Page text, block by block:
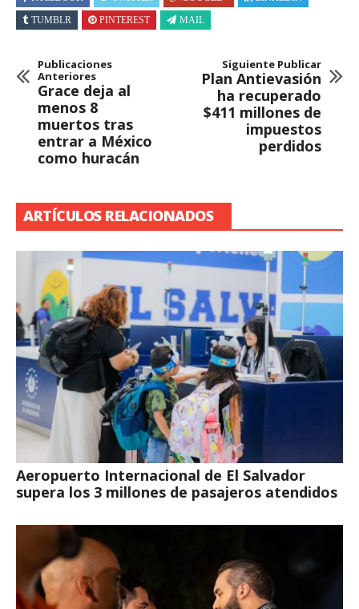
TUMBLR
PINTEREST MAIL
Publicaciones
Anteriores
Grace deja al
menos 8
muertos tras
entrar a México
como huracán
Siguiente Publicar
Plan Antievasión
ha recuperado
$411 millones de
impuestos
perdidos
ARTÍCULOS RELACIONADOS
Aeropuerto Internacional de El Salvador
supera los 3 millones de pasajeros atendidos